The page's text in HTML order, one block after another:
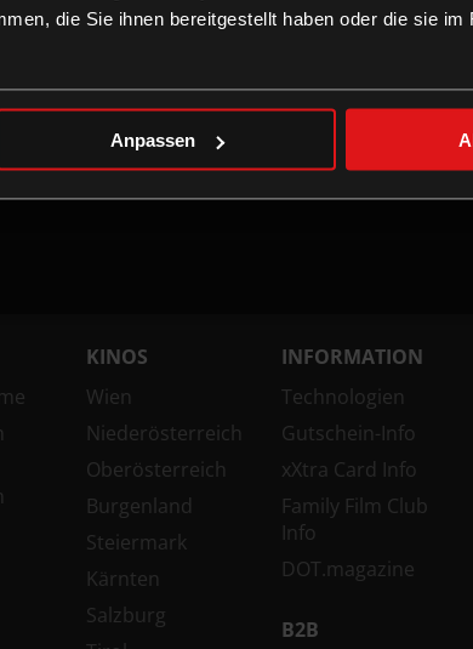
die Sie ihnen bereitgestellt haben oder die sie im
Anpassen
KINOS
Wien
Niederösterreich
Oberösterreich
Burgenland
Steiermark
Kärnten
Salzburg
INFORMATION
Technologien
Gutschein-Info
xXtra Card Info
Family Film Club
Info
DOT.magazine
B2B